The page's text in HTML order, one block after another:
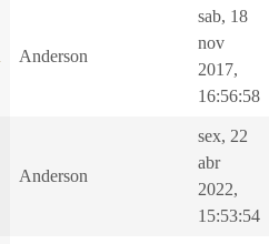
Anderson
sab, 18
nov
2017,
16:56:58
Anderson
sex, 22
abr
2022,
15:53:54